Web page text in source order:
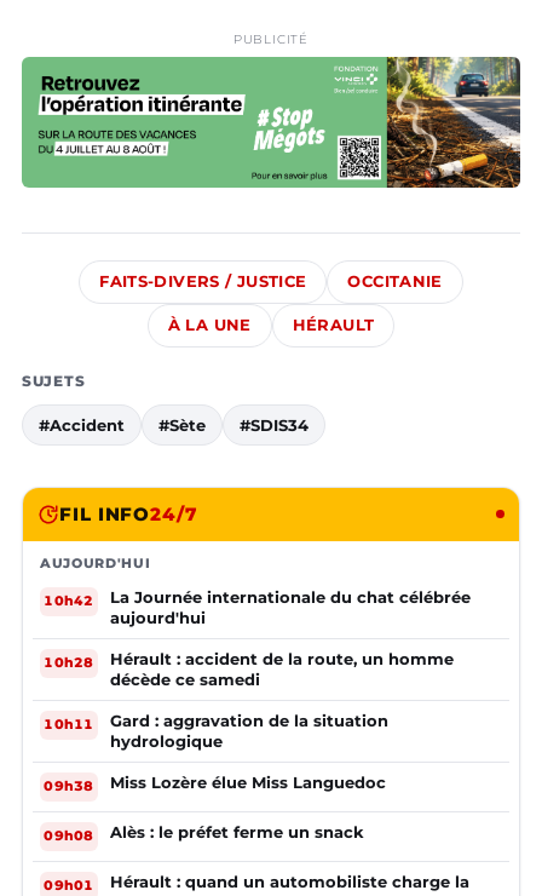
PUBLICITÉ
FAITS-DIVERS / JUSTICE OCCITANIE
À LA UNE HÉRAULT
SUJETS
#Accident #Sète #SDIS34
FIL INFO24/7
AUJOURD'HUI
10h42
La Journée internationale du chat célébrée
aujourd'hui
10h28
Hérault : accident de la route, un homme
décède ce samedi
10h11
Gard : aggravation de la situation
hydrologique
09h38 Miss Lozère élue Miss Languedoc
09h08 Alès : le préfet ferme un snack
09h01
Hérault : quand un automobiliste charge la